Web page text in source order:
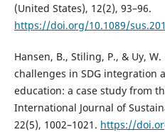
(United States), 12(2), 93–96.
https://doi.org/10.1089/
Hansen, B., Stiling, P., & Uy,
challenges in SDG
education: a case study from
International Journal of
22(5), 1002–1021. https://